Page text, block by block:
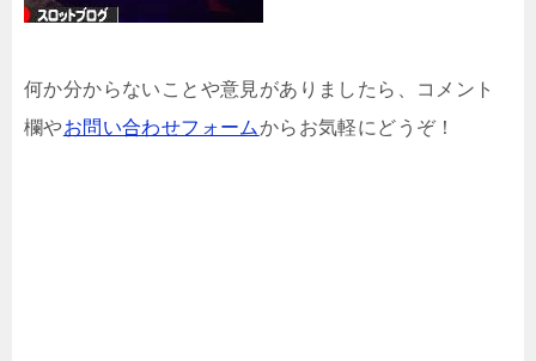
何か分からないことや意見がありましたら、コメント
欄やお問い合わせフォームからお気軽にどうぞ！